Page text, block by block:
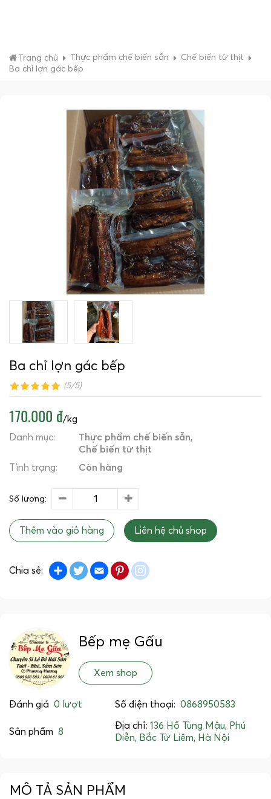
Trang chủ Thực phẩm chế biến sẵn
Chế biến từ thịt
Ba chỉ lợn gác bếp
Ba chỉ lợn gác bếp
(5/5)
170.000 đ/kg
Danh mục:
Thực phẩm chế biến sẵn
Chế biến từ thịt
Tình trạng:
Còn hàng
Số lượng:
Thêm vào giỏ hàng Liên hệ chủ shop
Chia sẻ: Share TwitterEmail Pinterest
Bếp mẹ Gấu
Xem shop
Đánh giá 0 lượt Số điện thoại: 0868950583
Sản phẩm 8
Địa chỉ: 136 Hồ Tùng Mậu, Phú
Diễn, Bắc Từ Liêm, Hà Nội
MÔ TẢ SẢN PHẨM